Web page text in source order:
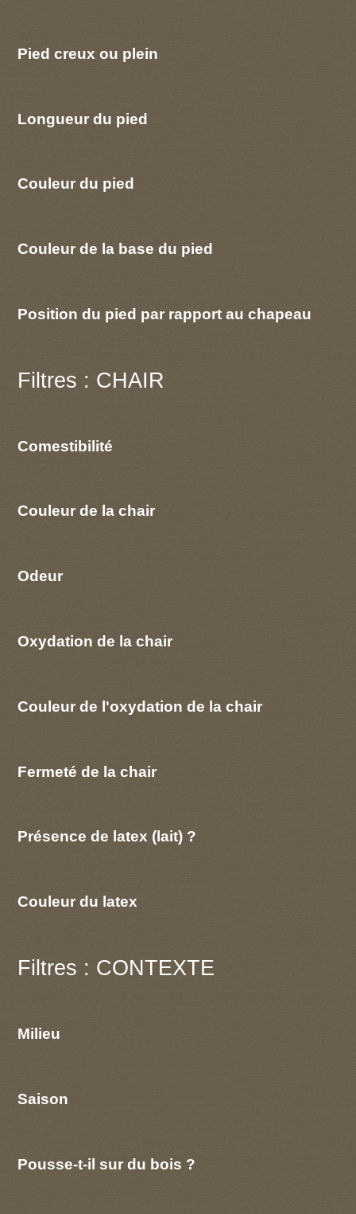
Pied creux ou plein
Longueur du pied
Couleur du pied
Couleur de la base du pied
Position du pied par rapport au chapeau
Filtres : CHAIR
Comestibilité
Couleur de la chair
Odeur
Oxydation de la chair
Couleur de l'oxydation de la chair
Fermeté de la chair
Présence de latex (lait) ?
Couleur du latex
Filtres : CONTEXTE
Milieu
Saison
Pousse-t-il sur du bois ?